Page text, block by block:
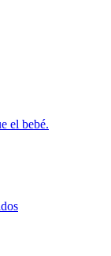
el bebé.